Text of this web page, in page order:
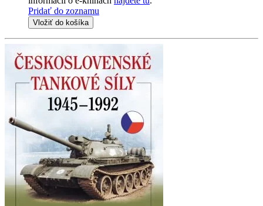
Pridať do zoznamu
Vložiť do košíka